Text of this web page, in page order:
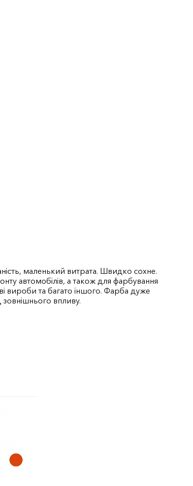
маленький витрата. Швидко сохне.
автомобілів, а також для фарбування
вироби та багато іншого. Фарба дуже
зовнішнього впливу.